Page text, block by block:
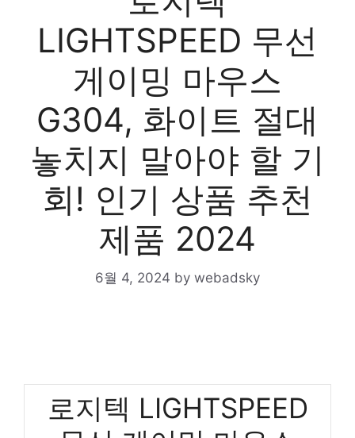
LIGHTSPEED 무선
게이밍 마우스
G304, 화이트 절대
놓치지 말아야 할 기
회! 인기 상품 추천
제품 2024
6월 4, 2024 by webadsky
로지텍 LIGHTSPEED